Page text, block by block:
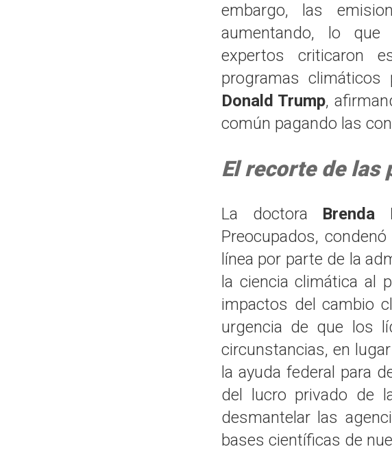
embargo, las
aumentando, lo que
expertos criticaron
programas climáticos
Donald Trump,
común pagando las
El recorte de las
La doctora Brenda
Preocupados,
línea por parte de la
la ciencia climática al
impactos del cambio
urgencia de que los
circunstancias, en
la ayuda federal para
del lucro privado de
desmantelar las
bases científicas de